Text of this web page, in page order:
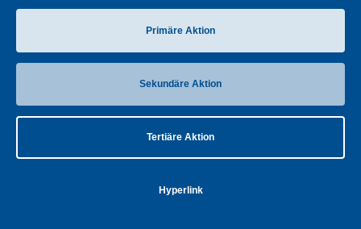
Primäre Aktion
Sekundäre Aktion
Tertiäre Aktion
Hyperlink